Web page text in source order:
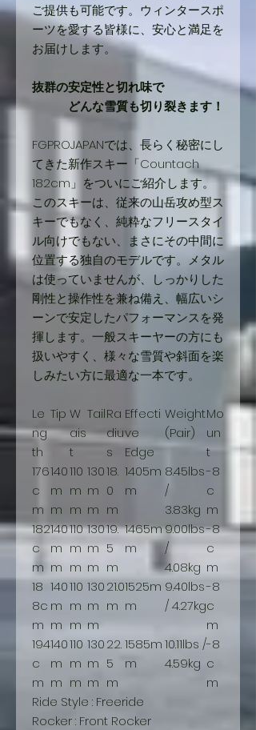
ご提供も可能です。ウィンタースポ
ーツを愛する皆様に、安心と満足を
お届けします。
抜群の安定性と切れ味で
どんな雪質も切り裂きます！
FGPROJAPANでは、長らく秘密にし
てきた新作スキー「Countach
182cm」をついにご紹介します。
このスキーは、従来の山岳攻め型ス
キーでもなく、純粋なフリースタイ
ル向けでもない、まさにその中間に
位置する独自のモデルです。メタル
は使っていませんが、しっかりした
剛性と操作性を兼ね備え、幅広いシ
ーンで安定したパフォーマンスを発
揮します。一般スキーヤーの方にも
扱いやすく、様々な雪質や斜面を楽
しみたい方に最適な一本です。
Le
ng
th
Tip W
ais
t
TailRa
diu
s
Effecti
ve
Edge
Weight
(Pair)
Mo
un
t
176
c
m
140
m
m
110
m
m
130
m
m
18.
0
m
1405m
m
8.45lbs
/
3.83kg
-8
c
m
182
c
m
140
m
m
110
m
m
130
m
m
19.
5
m
1465m
m
9.00lbs
/
4.08kg
-8
c
m
18
8c
m
140
m
m
110
m
m
130
m
m
21.0
m
1525m
m
9.40lbs
/ 4.27kg
-8
c
m
194
c
m
140
m
m
110
m
m
130
m
m
22.
5
m
1585m
m
10.11lbs /
4.59kg
-8
c
m
Ride Style : Freeride
Rocker : Front Rocker